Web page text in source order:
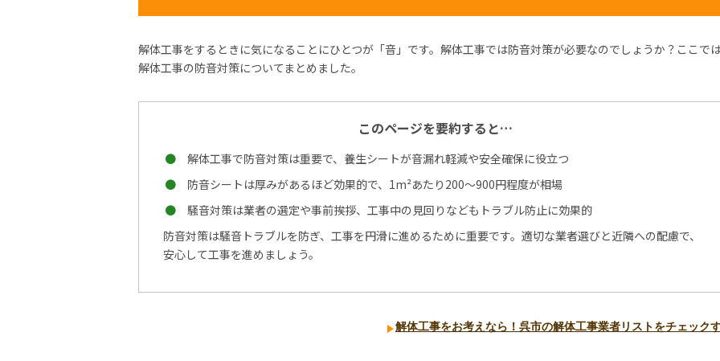
解体工事をするときに気になることにひとつが「音」です。解体工事では防音対策が必要なのでしょうか？ここでは
解体工事の防音対策についてまとめました。
このページを要約すると…
解体工事で防音対策は重要で、養生シートが音漏れ軽減や安全確保に役立つ
防音シートは厚みがあるほど効果的で、1m²あたり200～900円程度が相場
騒音対策は業者の選定や事前挨拶、工事中の見回りなどもトラブル防止に効果的
防音対策は騒音トラブルを防ぎ、工事を円滑に進めるために重要です。適切な業者選びと近隣への配慮で、
安心して工事を進めましょう。
解体工事をお考えなら！呉市の解体工事業者リストをチェック